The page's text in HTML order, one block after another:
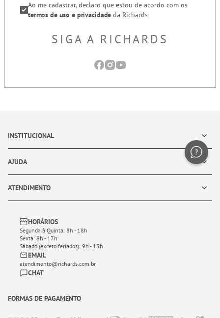
Ao me cadastrar, declaro que estou de acordo com os
termos de uso e privacidade da Richards
SIGA A RICHARDS
INSTITUCIONAL
AJUDA
ATENDIMENTO
HORÁRIOS
Segunda à Quinta: 8h - 18h
Sexta: 8h - 17h
Sábado (exceto feriados): 9h - 13h
EMAIL
atendimento@richards.com.br
CHAT
FORMAS DE PAGAMENTO